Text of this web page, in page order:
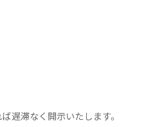
遅滞なく開示いたします。